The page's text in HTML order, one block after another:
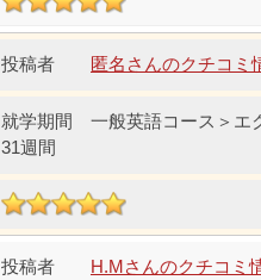
匿名さんのクチコミ
一般英語コース＞エ
31週間
H.Mさんのクチコミ